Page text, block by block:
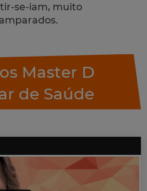
se-iam, muito
Master D
de Saúde